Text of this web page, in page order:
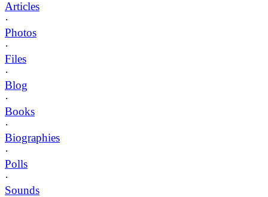
Articles
·
Photos
·
Files
·
Blog
·
Books
·
Biographies
·
Polls
·
Sounds